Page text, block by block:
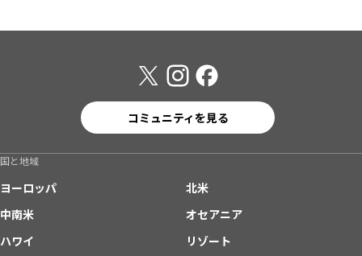
コミュニティを見る
国と地域
ヨーロッパ
北米
中南米
オセアニア
ハワイ
リゾート